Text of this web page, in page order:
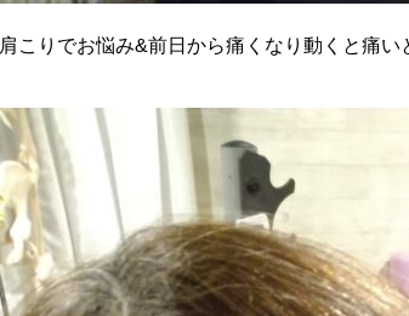
肩こりでお悩み&前日から痛くなり動くと痛い